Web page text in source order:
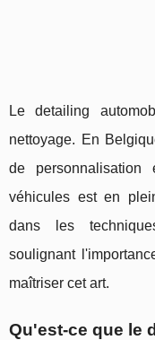
Le detailing
nettoyage. En
de
véhicules est en
dans les
soulignant
maîtriser cet art.
Qu'est-ce que le